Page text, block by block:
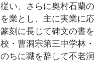
い、さらに奥村石蘭の
業とし、主に実業に応
刻に長じて碑文の書を
・曹洞宗第三中学林・
ちに職を辞して不老洞